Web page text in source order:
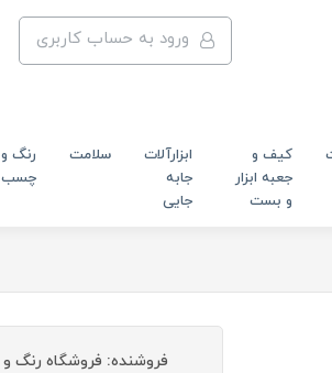
ورود به حساب کاربری
کیف و
جعبه ابزار
و بست
ابزارآلات
جابه
جایی
سلامت
رنگ و
چسب
فروشنده: فروشگاه رنگ و